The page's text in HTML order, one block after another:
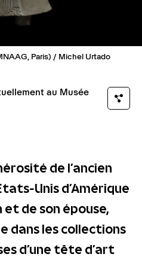
Paris) / Michel Urtado
au Musée
de l’ancien
Unis d’Amérique
et de son épouse,
dans les collections
d’une tête d’art